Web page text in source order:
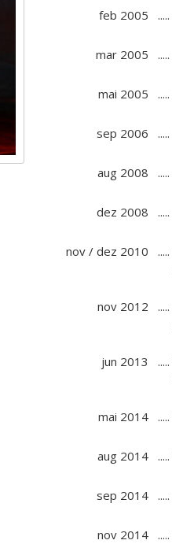
feb 2005 .....
mar 2005 .....
mai 2005 .....
sep 2006 .....
aug 2008 .....
dez 2008 .....
nov / dez 2010 .....
nov 2012 .....
jun 2013 .....
mai 2014 .....
aug 2014 .....
sep 2014 .....
nov 2014 .....